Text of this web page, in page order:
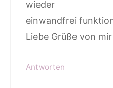
wieder
einwandfrei
Liebe Grüße von
Antworten